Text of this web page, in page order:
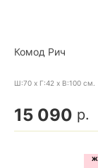
Комод Рич
Ш:70 x Г:42 x В:100 см.
15 090 р.